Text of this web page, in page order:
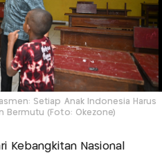
Setiap Anak Indonesia Harus
Bermutu (Foto: Okezone)
Kebangkitan Nasional